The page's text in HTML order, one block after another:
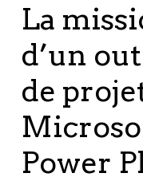
La
d’un
de
Power